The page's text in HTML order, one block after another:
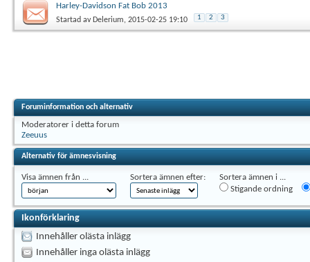
Harley-Davidson Fat Bob 2013
Startad av Delerium, 2015-02-25 19:10 1 2 3
Foruminformation och alternativ
Moderatorer i detta forum
Zeeuus
Alternativ för ämnesvisning
Visa ämnen från ... Sortera ämnen efter:
Sortera ämnen i ...
Stigande ordning
Ikonförklaring
Innehåller olästa inlägg
Innehåller inga olästa inlägg